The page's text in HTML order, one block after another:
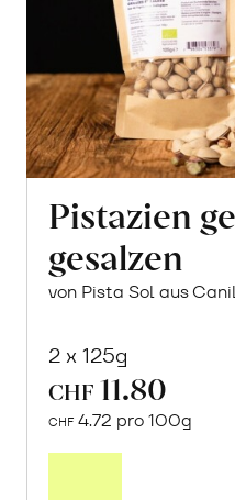
Pistazien
gesalzen
von Pista Sol aus
2 x 125g
CHF 11.80
CHF 4.72 pro 100g